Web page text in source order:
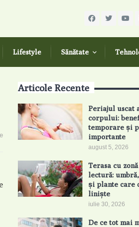
Lifestyle Sănătate
Articole Recente
Periajul uscat
corpului:
temporare și
importante
august 5, 2026
Terasa cu
lectură:
și plante care
liniște
iulie 30, 2026
De ce tot mai